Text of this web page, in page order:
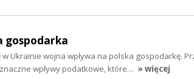
gospodarka
w Ukrainie wojna wpływa na polska gospodarkę.
wpływy podatkowe, które… » więcej